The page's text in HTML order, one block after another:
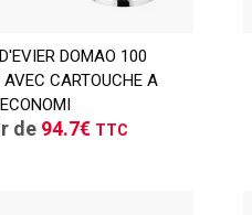
DOMAO 100
CARTOUCHE A
ECONOMI
de 94.7€ TTC
de devis